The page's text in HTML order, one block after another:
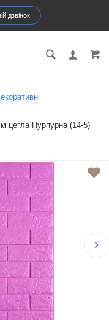
дзвінок
цегла Пурпурна (14-5)